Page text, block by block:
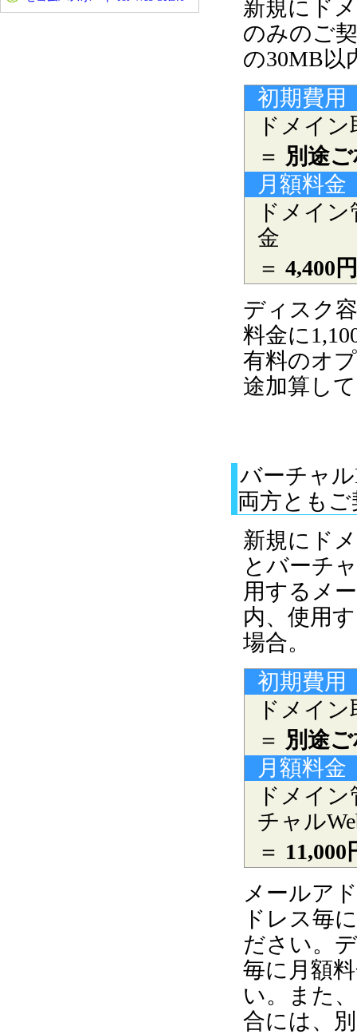
新規にド
のみのご
の30MB以
初期費用
ドメイ
＝ 別途
月額料金
ドメイ
金
＝ 4,400
ディスク
料金に
有料のオ
途加算し
バーチャ
両方とも
新規にド
とバーチ
用するメ
内、使用
場合。
初期費用
ドメイ
＝ 別途
月額料金
ドメイ
チャル
＝
メールア
ドレス毎
ださい。
毎に月額
い。また
合には、